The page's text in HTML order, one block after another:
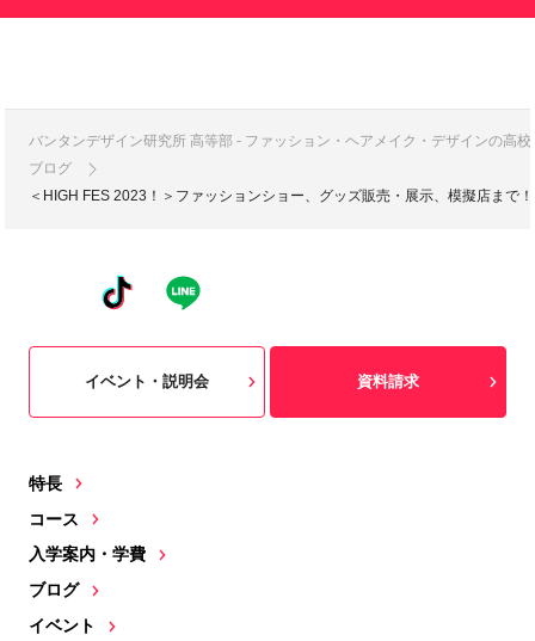
バンタンデザイン研究所 高等部 - ファッション・ヘアメイク・デザインの高
ブログ
＜HIGH FES 2023！＞ファッションショー、グッズ販売・展示、模擬店ま
特長
コース
入学案内・学費
ブログ
イベント
イベント・説明会 資料請求